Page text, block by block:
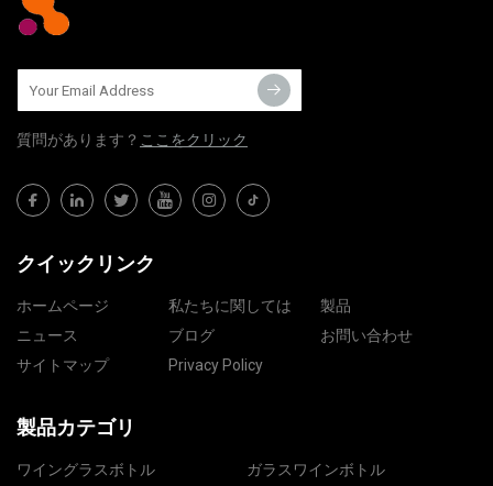
質問​​があります？ ここをクリック
クイックリンク
ホームページ 私たちに関しては
製品
ニュース
ブログ
お問い合わせ
サイトマップ
Privacy Policy
製品カテゴリ
ワイングラスボトル ガラスワインボトル